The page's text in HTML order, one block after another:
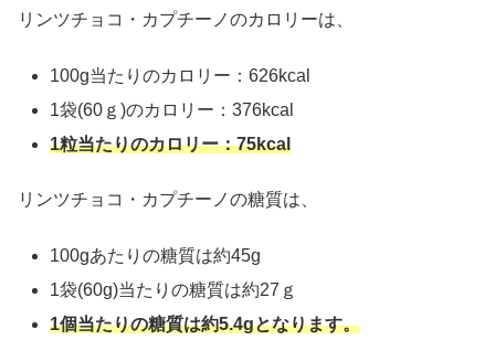
リンツチョコ・カプチーノのカロリーは、
100g当たりのカロリー：626kcal
1袋(60ｇ)のカロリー：376kcal
1粒当たりのカロリー：75kcal
リンツチョコ・カプチーノの糖質は、
100gあたりの糖質は約45g
1袋(60g)当たりの糖質は約27ｇ
1個当たりの糖質は約5.4gとなります。